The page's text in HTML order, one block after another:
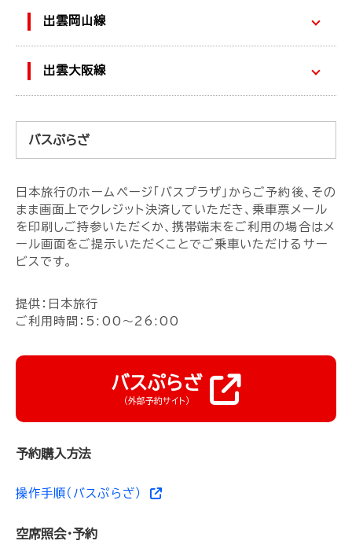
出雲岡山線
出雲大阪線
バスぷらざ
日本旅行のホームページ「バスプラザ」からご予約後、その
まま画面上でクレジット決済していただき、乗車票メール
を印刷しご持参いただくか、携帯端末をご利用の場合はメ
ール画面をご提示いただくことでご乗車いただけるサー
ビスです。
提供：日本旅行
ご利用時間：5:00～26:00
バスぷらざ
（外部予約サイト）
予約購入方法
操作手順（バスぷらざ）
空席照会・予約